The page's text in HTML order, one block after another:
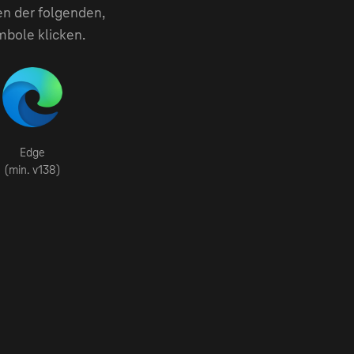
der folgenden,
klicken.
Edge
(min. v138)